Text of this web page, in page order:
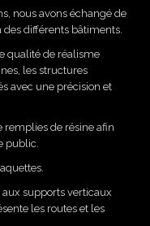
nous avons échangé de
différents bâtiments.
qualité de réalisme
les structures
avec une précision et
remplies de résine afin
public.
aux supports verticaux
les routes et les